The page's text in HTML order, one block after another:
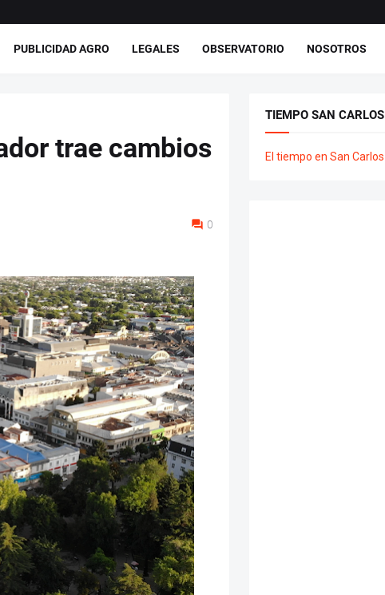
PUBLICIDAD AGRO LEGALES OBSERVATORIO NOSOTROS
trae cambios
0
TIEMPO SAN CARLOS
El tiempo en San Carlos